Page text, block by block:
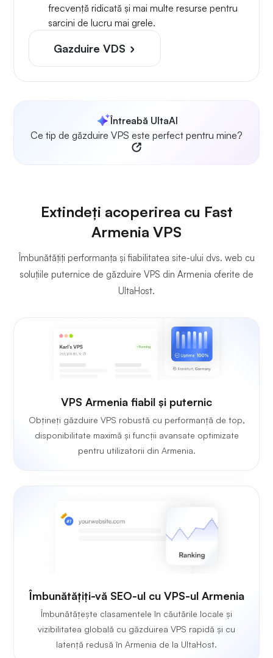
frecvență ridicată și mai multe resurse pentru
sarcini de lucru mai grele.
Gazduire VDS
Întreabă UltaAI
Ce tip de găzduire VPS este perfect pentru mine?
Extindeți acoperirea cu Fast
Armenia VPS
Îmbunătățiți performanța și fiabilitatea site-ului dvs. web cu
soluțiile puternice de găzduire VPS din Armenia oferite de
UltaHost.
VPS Armenia fiabil și puternic
Obțineți găzduire VPS robustă cu performanță de top,
disponibilitate maximă și funcții avansate optimizate
pentru utilizatorii din Armenia.
Îmbunătățiți-vă SEO-ul cu VPS-ul Armenia
Îmbunătățește clasamentele în căutările locale și
vizibilitatea globală cu găzduirea VPS rapidă și cu
latență redusă în Armenia de la UltaHost.